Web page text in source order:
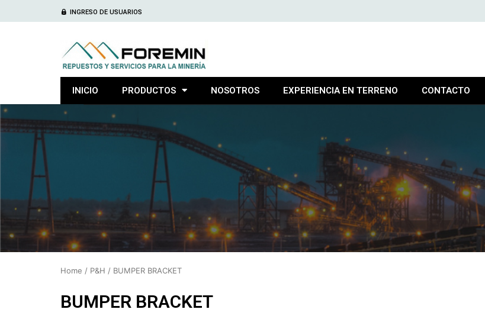
INGRESO DE USUARIOS
INICIO PRODUCTOS NOSOTROS EXPERIENCIA EN TERRENO CONTACTO
Home / P&H / BUMPER BRACKET
BUMPER BRACKET